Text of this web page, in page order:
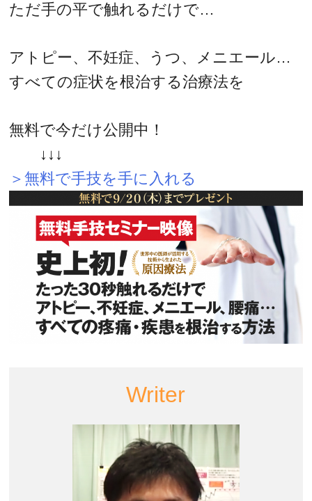
ただ手の平で触れるだけで…
アトピー、不妊症、うつ、メニエール…
すべての症状を根治する治療法を
無料で今だけ公開中！
↓↓↓
＞無料で手技を手に入れる
Writer